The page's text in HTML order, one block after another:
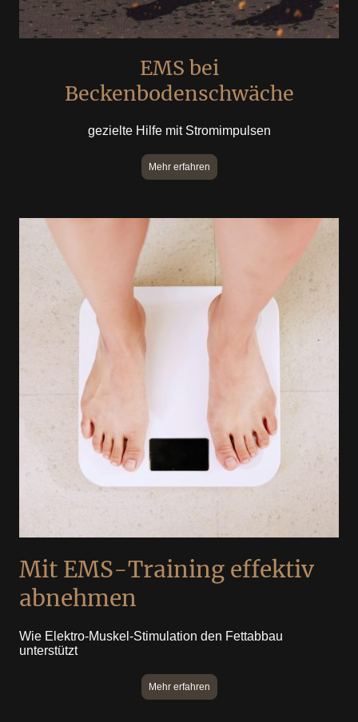
EMS bei
Beckenbodenschwäche
gezielte Hilfe mit Stromimpulsen
Mehr erfahren
Mit EMS-Training effektiv
abnehmen
Wie Elektro-Muskel-Stimulation den Fettabbau
unterstützt
Mehr erfahren